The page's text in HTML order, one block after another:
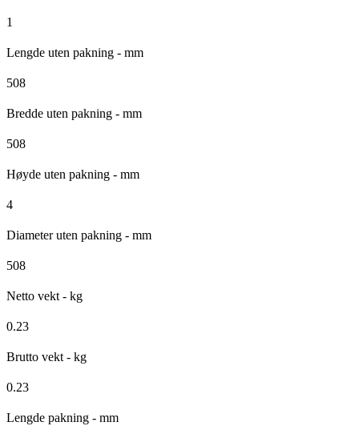
1
Lengde uten pakning - mm
508
Bredde uten pakning - mm
508
Høyde uten pakning - mm
4
Diameter uten pakning - mm
508
Netto vekt - kg
0.23
Brutto vekt - kg
0.23
Lengde pakning - mm